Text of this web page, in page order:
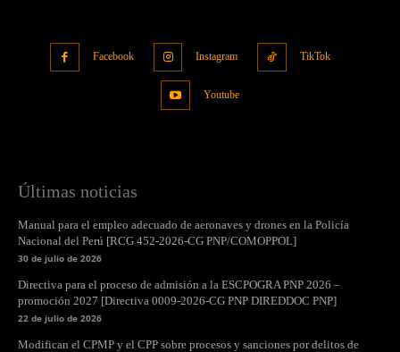
Facebook Instagram TikTok
Youtube
Últimas noticias
Manual para el empleo adecuado de aeronaves y drones en la Policía
Nacional del Perú [RCG 452-2026-CG PNP/COMOPPOL]
30 de julio de 2026
Directiva para el proceso de admisión a la ESCPOGRA PNP 2026 –
promoción 2027 [Directiva 0009-2026-CG PNP DIREDDOC PNP]
22 de julio de 2026
Modifican el CPMP y el CPP sobre procesos y sanciones por delitos de